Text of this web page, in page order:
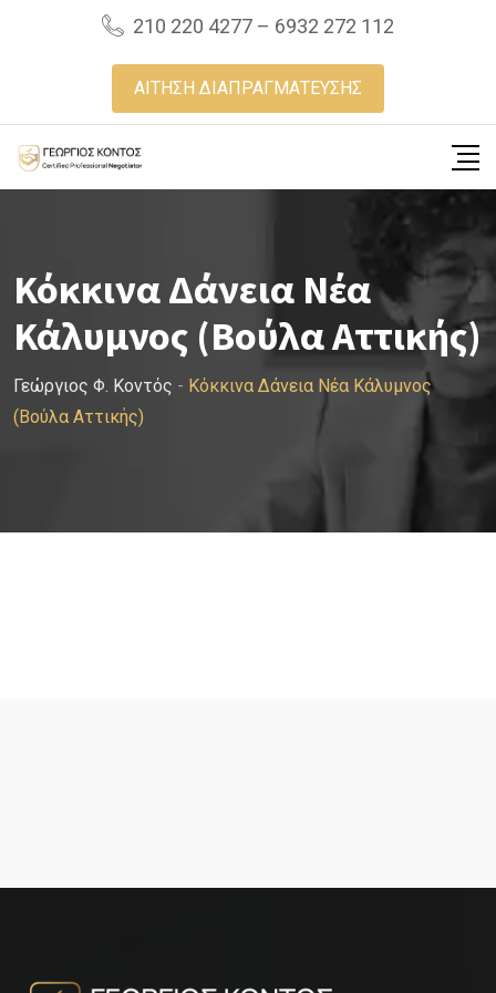
210 220 4277 – 6932 272 112
ΑΙΤΗΣΗ ΔΙΑΠΡΑΓΜΑΤΕΥΣΗΣ
Κόκκινα Δάνεια Νέα
Κάλυμνος (Βούλα Αττικής)
Γεώργιος Φ. Κοντός - Κόκκινα Δάνεια Νέα Κάλυμνος
(Βούλα Αττικής)